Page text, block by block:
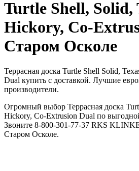
Turtle Shell, Solid,
Hickory, Co-
Старом Осколе
Террасная доска Turtle Shell Solid,
Dual купить с доставкой. Лучшие
производители.
Огромный выбор Террасная доска
Hickory, Co-Extrusion Dual по
Звоните 8-800-301-77-37 RKS
Старом Осколе.